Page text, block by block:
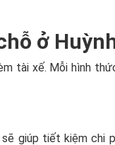
ở
tài xế. Mỗi hình
giúp tiết kiệm chi